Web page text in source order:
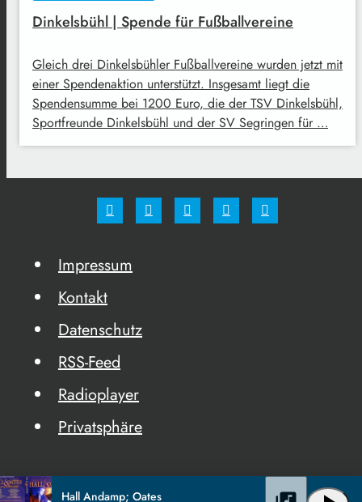
Dinkelsbühl | Spende für Fußballvereine
Gleich drei Dinkelsbühler Fußballvereine wurden jetzt mit
einer Spendenaktion unterstützt. Insgesamt liegt die
Spendensumme bei 1200 Euro, die der TSV Dinkelsbühl,
Sportfreunde Dinkelsbühl und der SV Segringen für …
Impressum
Kontakt
Datenschutz
RSS-Feed
Radioplayer
Privatsphäre
Hall Andamp; Oates